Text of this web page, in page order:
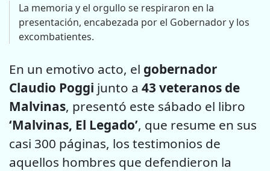
La memoria y el orgullo se respiraron en la
presentación, encabezada por el Gobernador y los
excombatientes.
En un emotivo acto, el gobernador
Claudio Poggi junto a 43 veteranos de
Malvinas, presentó este sábado el libro
‘Malvinas, El Legado’, que resume en sus
casi 300 páginas, los testimonios de
aquellos hombres que defendieron la